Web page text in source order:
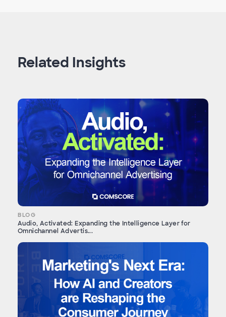
Related Insights
BLOG
Audio, Activated: Expanding the Intelligence Layer for
Omnichannel Advertis...